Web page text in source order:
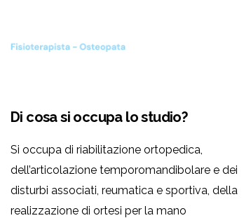
Di cosa si occupa lo studio?
Si occupa di riabilitazione ortopedica,
dell’articolazione temporomandibolare e dei
disturbi associati, reumatica e sportiva, della
realizzazione di ortesi per la mano